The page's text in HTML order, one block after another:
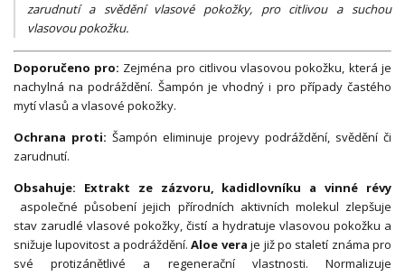
zarudnutí a svědění vlasové pokožky, pro citlivou a suchou
vlasovou pokožku.
Doporučeno pro: Zejména pro citlivou vlasovou pokožku, která je
nachylná na podráždění. Šampón je vhodný i pro případy častého
mytí vlasů a vlasové pokožky.
Ochrana proti: Šampón eliminuje projevy podráždění, svědění či
zarudnutí.
Obsahuje: Extrakt ze zázvoru, kadidlovníku a vinné révy
aspolečné působení jejich přírodních aktivních molekul zlepšuje
stav zarudlé vlasové pokožky, čistí a hydratuje vlasovou pokožku a
snižuje lupovitost a podráždění.Aloe vera je již po staletí známa pro
své protizánětlivé a regenerační vlastnosti. Normalizuje